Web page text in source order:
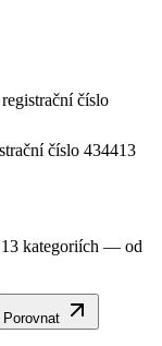
číslo
číslo 434413
13 kategoriích — od
Porovnat